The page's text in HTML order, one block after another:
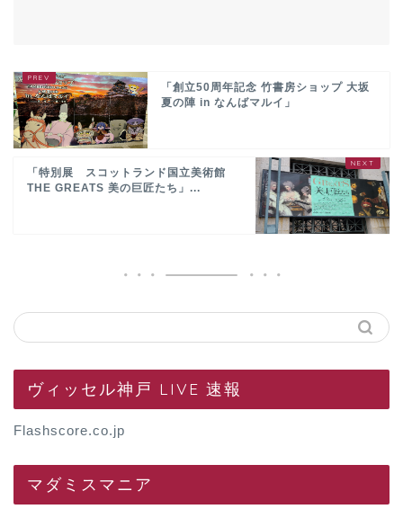
「創立50周年記念 竹書房ショップ 大坂
夏の陣 in なんばマルイ」
「特別展 スコットランド国立美術館
THE GREATS 美の巨匠たち」...
ヴィッセル神戸 LIVE 速報
Flashscore.co.jp
マダミスマニア